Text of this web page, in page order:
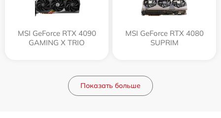
MSI GeForce RTX 4090
GAMING X TRIO
MSI GeForce RTX 4080
SUPRIM
Показать больше